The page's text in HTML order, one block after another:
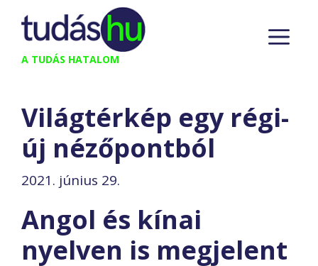
Kilépés
tartalomba
A TUDÁS HATALOM
Világtérkép egy régi-
új nézőpontból
2021. június 29.
Angol és kínai
nyelven is megjelent